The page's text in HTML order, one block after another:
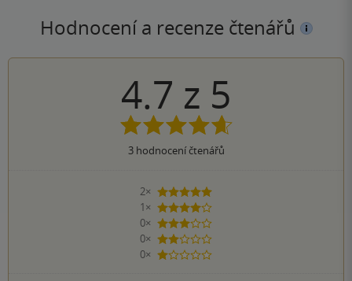
Hodnocení a recenze čtenářů
4.7 z 5
3hodnocení čtenářů
2×
5 hvězdiček
1×
4 hvězdičky
0×
3 hvězdičky
0×
2 hvězdičky
0×
1 hvezdička